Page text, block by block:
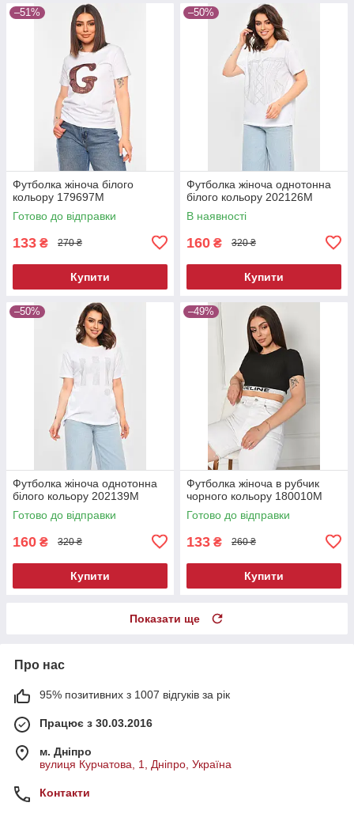
–51%
Футболка жіноча білого
кольору 179697M
Готово до відправки
133 ₴ 270 ₴
Купити
–50%
Футболка жіноча однотонна
білого кольору 202126M
В наявності
160 ₴ 320 ₴
Купити
–50%
Футболка жіноча однотонна
білого кольору 202139M
Готово до відправки
160 ₴ 320 ₴
Купити
–49%
Футболка жіноча в рубчик
чорного кольору 180010M
Готово до відправки
133 ₴ 260 ₴
Купити
Показати ще
Про нас
95% позитивних з 1007 відгуків за рік
Працює з 30.03.2016
м. Дніпро
вулиця Курчатова, 1, Дніпро, Україна
Контакти